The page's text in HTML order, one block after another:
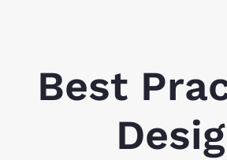
Best